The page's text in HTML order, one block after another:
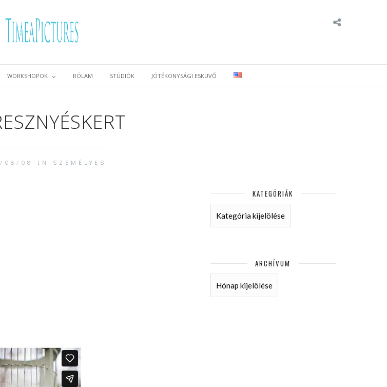
WORKSHOPOK RÓLAM STÚDIÓK JÓTÉKONYSÁGI ESKÜVŐ
08/08 IN SZEMÉLYES
KATEGÓRIÁK
KATEGÓRIÁK
ARCHÍVUM
ARCHÍVUM